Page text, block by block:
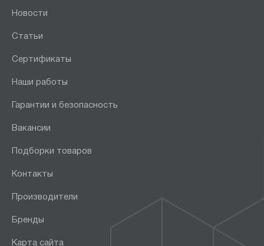
Новости
Статьи
Сертификаты
Наши работы
Гарантии и безопасность
Вакансии
Подборки товаров
Контакты
Производители
Бренды
Карта сайта